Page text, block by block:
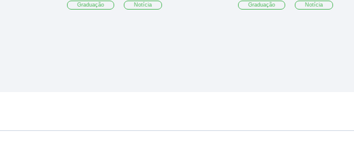
Graduação Notícia Graduação Notícia